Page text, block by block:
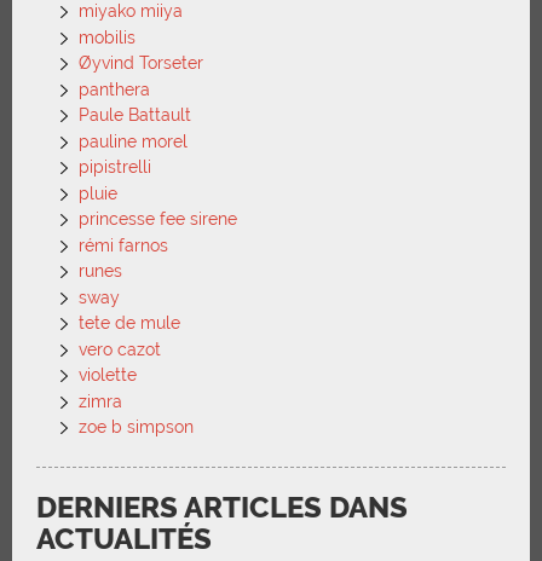
miyako miiya
mobilis
Øyvind Torseter
panthera
Paule Battault
pauline morel
pipistrelli
pluie
princesse fee sirene
rémi farnos
runes
sway
tete de mule
vero cazot
violette
zimra
zoe b simpson
DERNIERS ARTICLES DANS
ACTUALITÉS